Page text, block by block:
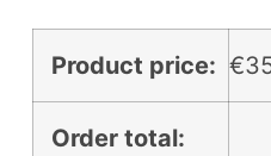
Product price: €
Order total: